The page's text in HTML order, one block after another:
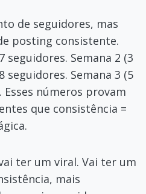
de seguidores, mas
posting consistente.
seguidores. Semana 2 (3
seguidores. Semana 3 (5
Esses números provam
que consistência =
ter um viral. Vai ter um
mais